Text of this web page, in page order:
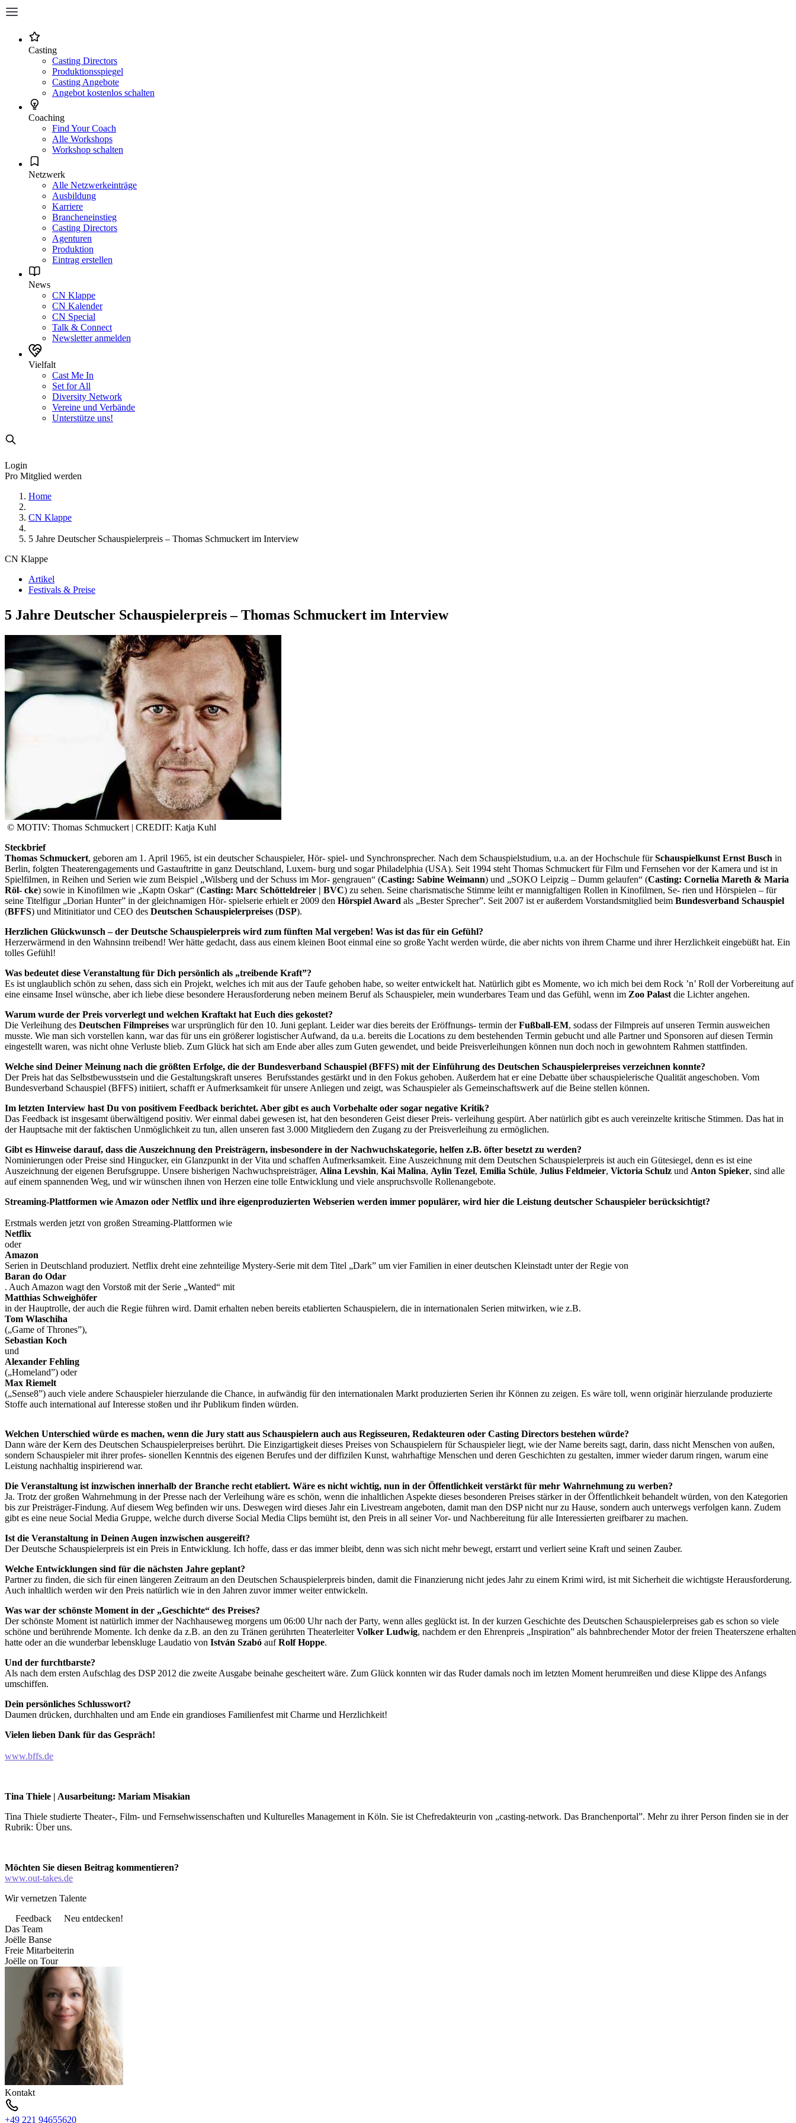
Casting
Casting Directors
Produktionsspiegel
Casting Angebote
Angebot kostenlos schalten
Coaching
Find Your Coach
Alle Workshops
Workshop schalten
Netzwerk
Alle Netzwerkeinträge
Ausbildung
Karriere
Brancheneinstieg
Casting Directors
Agenturen
Produktion
Eintrag erstellen
News
CN Klappe
CN Kalender
CN Special
Talk & Connect
Newsletter anmelden
Vielfalt
Cast Me In
Set for All
Diversity Network
Vereine und Verbände
Unterstütze uns!
Login
Pro Mitglied werden
Home
CN Klappe
5 Jahre Deutscher Schauspielerpreis – Thomas Schmuckert im Interview
CN Klappe
Artikel
Festivals & Preise
5 Jahre Deutscher Schauspielerpreis – Thomas Schmuckert im Interview
© MOTIV: Thomas Schmuckert | CREDIT: Katja Kuhl
Steckbrief
Thomas Schmuckert, geboren am 1. April 1965, ist ein deutscher Schauspieler, Hör- spiel- und Synchronsprecher. Nach dem Schauspielstudium, u.a. an der Hochschule fürSchauspielkunst Ernst Busch in
Berlin, folgten Theaterengagements und Gastauftritte in ganz Deutschland, Luxem- burg und sogar Philadelphia (USA). Seit 1994 steht Thomas Schmuckert für Film und Fernsehen vor der Kamera und ist in
Spielfilmen, in Reihen und Serien wie zum Beispiel „Wilsberg und der Schuss im Mor- gengrauen“ (Casting: Sabine Weimann) und „SOKO Leipzig – Dumm gelaufen“ (Casting: Cornelia Mareth & Maria
Röl- cke) sowie in Kinofilmen wie „Kaptn Oskar“ (Casting: Marc Schötteldreier | BVC) zu sehen. Seine charismatische Stimme leiht er mannigfaltigen Rollen in Kinofilmen, Se- rien und Hörspielen – für
seine Titelfigur „Dorian Hunter” in der gleichnamigen Hör- spielserie erhielt er 2009 den Hörspiel Award als „Bester Sprecher”. Seit 2007 ist er außerdem Vorstandsmitglied beim Bundesverband Schauspiel
(BFFS) und Mitinitiator und CEO des Deutschen Schauspielerpreises (DSP).
Herzlichen Glückwunsch – der Deutsche Schauspielerpreis wird zum fünften Mal vergeben! Was ist das für ein Gefühl?
Herzerwärmend in den Wahnsinn treibend! Wer hätte gedacht, dass aus einem kleinen Boot einmal eine so große Yacht werden würde, die aber nichts von ihrem Charme und ihrer Herzlichkeit eingebüßt hat. Ein
tolles Gefühl!
Was bedeutet diese Veranstaltung für Dich persönlich als „treibende Kraft”?
Es ist unglaublich schön zu sehen, dass sich ein Projekt, welches ich mit aus der Taufe gehoben habe, so weiter entwickelt hat. Natürlich gibt es Momente, wo ich mich bei dem Rock ’n’ Roll der Vorbereitung auf
eine einsame Insel wünsche, aber ich liebe diese besondere Herausforderung neben meinem Beruf als Schauspieler, mein wunderbares Team und das Gefühl, wenn im Zoo Palast die Lichter angehen.
Warum wurde der Preis vorverlegt und welchen Kraftakt hat Euch dies gekostet?
Die Verleihung des Deutschen Filmpreises war ursprünglich für den 10. Juni geplant. Leider war dies bereits der Eröffnungs- termin derFußball-EM, sodass der Filmpreis auf unseren Termin ausweichen
musste. Wie man sich vorstellen kann, war das für uns ein größerer logistischer Aufwand, da u.a. bereits die Locations zu dem bestehenden Termin gebucht und alle Partner und Sponsoren auf diesen Termin
eingestellt waren, was nicht ohne Verluste blieb. Zum Glück hat sich am Ende aber alles zum Guten gewendet, und beide Preisverleihungen können nun doch noch in gewohntem Rahmen stattfinden.
Welche sind Deiner Meinung nach die größten Erfolge, die der Bundesverband Schauspiel (BFFS) mit der Einführung des Deutschen Schauspielerpreises verzeichnen konnte?
Der Preis hat das Selbstbewusstsein und die Gestaltungskraft unseres Berufsstandes gestärkt und in den Fokus gehoben. Außerdem hat er eine Debatte über schauspielerische Qualität angeschoben. Vom
Bundesverband Schauspiel (BFFS) initiiert, schafft er Aufmerksamkeit für unsere Anliegen und zeigt, was Schauspieler als Gemeinschaftswerk auf die Beine stellen können.
Im letzten Interview hast Du von positivem Feedback berichtet. Aber gibt es auch Vorbehalte oder sogar negative Kritik?
Das Feedback ist insgesamt überwältigend positiv. Wer einmal dabei gewesen ist, hat den besonderen Geist dieser Preis- verleihung gespürt. Aber natürlich gibt es auch vereinzelte kritische Stimmen. Das hat in
der Hauptsache mit der faktischen Unmöglichkeit zu tun, allen unseren fast 3.000 Mitgliedern den Zugang zu der Preisverleihung zu ermöglichen.
Gibt es Hinweise darauf, dass die Auszeichnung den Preisträgern, insbesondere in der Nachwuchskategorie, helfen z.B. öfter besetzt zu werden?
Nominierungen oder Preise sind Hingucker, ein Glanzpunkt in der Vita und schaffen Aufmerksamkeit. Eine Auszeichnung mit dem Deutschen Schauspielerpreis ist auch ein Gütesiegel, denn es ist eine
Auszeichnung der eigenen Berufsgruppe. Unsere bisherigen Nachwuchspreisträger, Alina Levshin, Kai Malina, Aylin Tezel, Emilia Schüle, Julius Feldmeier, Victoria Schulz und Anton Spieker, sind alle
auf einem spannenden Weg, und wir wünschen ihnen von Herzen eine tolle Entwicklung und viele anspruchsvolle Rollenangebote.
Streaming-Plattformen wie Amazon oder Netflix und ihre eigenproduzierten Webserien werden immer populärer, wird hier die Leistung deutscher Schauspieler berücksichtigt?
Erstmals werden jetzt von großen Streaming-Plattformen wie
Netflix
oder
Amazon
Serien in Deutschland produziert. Netflix dreht eine zehnteilige Mystery-Serie mit dem Titel „Dark” um vier Familien in einer deutschen Kleinstadt unter der Regie von
Baran do Odar
. Auch Amazon wagt den Vorstoß mit der Serie „Wanted“ mit
Matthias Schweighöfer
in der Hauptrolle, der auch die Regie führen wird. Damit erhalten neben bereits etablierten Schauspielern, die in internationalen Serien mitwirken, wie z.B.
Tom Wlaschiha
(„Game of Thrones”),
Sebastian Koch
und
Alexander Fehling
(„Homeland”) oder
Max Riemelt
(„Sense8”) auch viele andere Schauspieler hierzulande die Chance, in aufwändig für den internationalen Markt produzierten Serien ihr Können zu zeigen. Es wäre toll, wenn originär hierzulande produzierte
Stoffe auch international auf Interesse stoßen und ihr Publikum finden würden.
Welchen Unterschied würde es machen, wenn die Jury statt aus Schauspielern auch aus Regisseuren, Redakteuren oder Casting Directors bestehen würde?
Dann wäre der Kern des Deutschen Schauspielerpreises berührt. Die Einzigartigkeit dieses Preises von Schauspielern für Schauspieler liegt, wie der Name bereits sagt, darin, dass nicht Menschen von außen,
sondern Schauspieler mit ihrer profes- sionellen Kenntnis des eigenen Berufes und der diffizilen Kunst, wahrhaftige Menschen und deren Geschichten zu gestalten, immer wieder darum ringen, warum eine
Leistung nachhaltig inspirierend war.
Die Veranstaltung ist inzwischen innerhalb der Branche recht etabliert. Wäre es nicht wichtig, nun in der Öffentlichkeit verstärkt für mehr Wahrnehmung zu werben?
Ja. Trotz der großen Wahrnehmung in der Presse nach der Verleihung wäre es schön, wenn die inhaltlichen Aspekte dieses besonderen Preises stärker in der Öffentlichkeit behandelt würden, von den Kategorien
bis zur Preisträger-Findung. Auf diesem Weg befinden wir uns. Deswegen wird dieses Jahr ein Livestream angeboten, damit man den DSP nicht nur zu Hause, sondern auch unterwegs verfolgen kann. Zudem
gibt es eine neue Social Media Gruppe, welche durch diverse Social Media Clips bemüht ist, den Preis in all seiner Vor- und Nachbereitung für alle Interessierten greifbarer zu machen.
Ist die Veranstaltung in Deinen Augen inzwischen ausgereift?
Der Deutsche Schauspielerpreis ist ein Preis in Entwicklung. Ich hoffe, dass er das immer bleibt, denn was sich nicht mehr bewegt, erstarrt und verliert seine Kraft und seinen Zauber.
Welche Entwicklungen sind für die nächsten Jahre geplant?
Partner zu finden, die sich für einen längeren Zeitraum an den Deutschen Schauspielerpreis binden, damit die Finanzierung nicht jedes Jahr zu einem Krimi wird, ist mit Sicherheit die wichtigste Herausforderung.
Auch inhaltlich werden wir den Preis natürlich wie in den Jahren zuvor immer weiter entwickeln.
Was war der schönste Moment in der „Geschichte“ des Preises?
Der schönste Moment ist natürlich immer der Nachhauseweg morgens um 06:00 Uhr nach der Party, wenn alles geglückt ist. In der kurzen Geschichte des Deutschen Schauspielerpreises gab es schon so viele
schöne und berührende Momente. Ich denke da z.B. an den zu Tränen gerührten TheaterleiterVolker Ludwig, nachdem er den Ehrenpreis „Inspiration” als bahnbrechender Motor der freien Theaterszene erhalten
hatte oder an die wunderbar lebenskluge Laudatio von István Szabó aufRolf Hoppe.
Und der furchtbarste?
Als nach dem ersten Aufschlag des DSP 2012 die zweite Ausgabe beinahe gescheitert wäre. Zum Glück konnten wir das Ruder damals noch im letzten Moment herumreißen und diese Klippe des Anfangs
umschiffen.
Dein persönliches Schlusswort?
Daumen drücken, durchhalten und am Ende ein grandioses Familienfest mit Charme und Herzlichkeit!
Vielen lieben Dank für das Gespräch!
www.bffs.de
Tina Thiele | Ausarbeitung: Mariam Misakian
Tina Thiele studierte Theater-, Film- und Fernsehwissenschaften und Kulturelles Management in Köln. Sie ist Chefredakteurin von „casting-network. Das Branchenportal”. Mehr zu ihrer Person finden sie in der
Rubrik: Über uns.
Möchten Sie diesen Beitrag kommentieren?
www.out-takes.de
Wir vernetzen Talente
Feedback
Neu entdecken!
Das Team
Joëlle Banse
Freie Mitarbeiterin
Joëlle on Tour
Kontakt
+49 221 94655620